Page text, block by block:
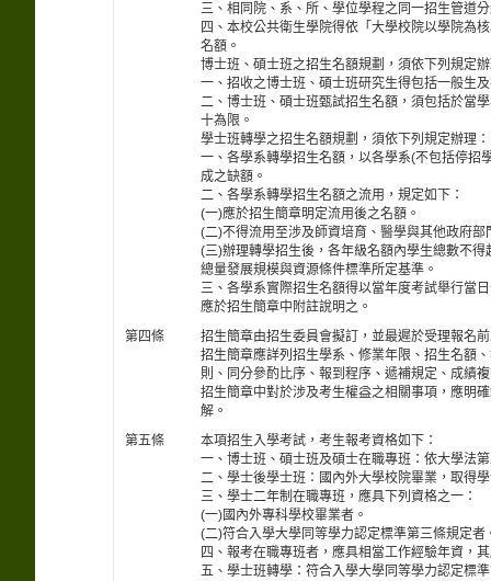
三、相同院、系、所、學位學程之同一招生管道
四、本校公共衛生學院得依「大學校院以學院為
名額。
博士班、碩士班之招生名額規劃，須依下列規定
一、招收之博士班、碩士班研究生得包括一般生
二、博士班、碩士班甄試招生名額，須包括於當
十為限。
學士班轉學之招生名額規劃，須依下列規定辦理：
一、各學系轉學招生名額，以各學系(不包括停招
成之缺額。
二、各學系轉學招生名額之流用，規定如下：
(一)應於招生簡章明定流用後之名額。
(二)不得流用至涉及師資培育、醫學與其他政府
(三)辦理轉學招生後，各年級名額內學生總數不
總量發展規模與資源條件標準所定基準。
三、各學系實際招生名額得以當年度考試舉行當
應於招生簡章中附註說明之。
第四條
招生簡章由招生委員會擬訂，並最遲於受理報名
招生簡章應詳列招生學系、修業年限、招生名額
則、同分參酌比序、報到程序、遞補規定、成績
招生簡章中對於涉及考生權益之相關事項，應明
解。
第五條
本項招生入學考試，考生報考資格如下：
一、博士班、碩士班及碩士在職專班：依大學法
二、學士後學士班：國內外大學校院畢業，取得
三、學士二年制在職專班，應具下列資格之一：
(一)國內外專科學校畢業者。
(二)符合入學大學同等學力認定標準第三條規定者
四、報考在職專班者，應具相當工作經驗年資，
五、學士班轉學：符合入學大學同等學力認定標